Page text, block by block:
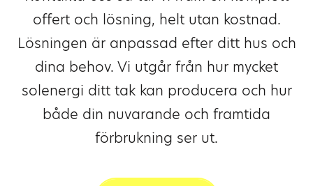
offert och lösning, helt utan kostnad.
Lösningen är anpassad efter ditt hus och
dina behov. Vi utgår från hur mycket
solenergi ditt tak kan producera och hur
både din nuvarande och framtida
förbrukning ser ut.